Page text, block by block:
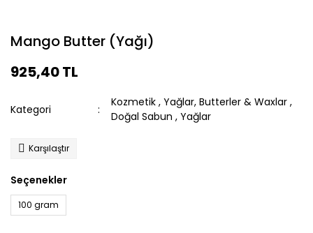
Mango Butter (Yağı)
925,40 TL
Kategori
Kozmetik ,Yağlar, Butterler & Waxlar ,
Doğal Sabun ,Yağlar
Karşılaştır
Seçenekler
100 gram